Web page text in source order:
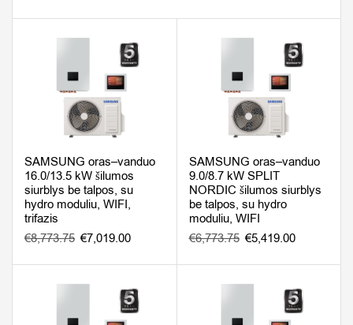
SAMSUNG oras–vanduo
16.0/13.5 kW šilumos
siurblys be talpos, su
hydro moduliu, WIFI,
trifazis
€8,773.75 €7,019.00
SAMSUNG oras–vanduo
9.0/8.7 kW SPLIT
NORDIC šilumos siurblys
be talpos, su hydro
moduliu, WIFI
€6,773.75 €5,419.00